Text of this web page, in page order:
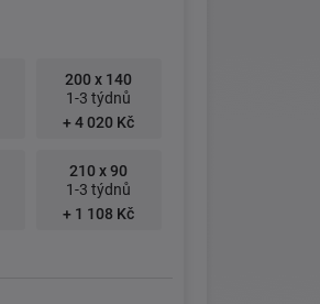
200 x 140
1-3 týdnů
+ 4 020 Kč
210 x 90
1-3 týdnů
+ 1 108 Kč